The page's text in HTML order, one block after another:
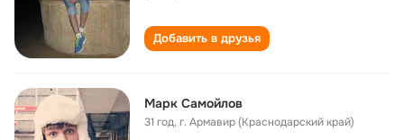
Добавить в друзья
Марк Самойлов
31 год,г. Армавир (Краснодарский край)